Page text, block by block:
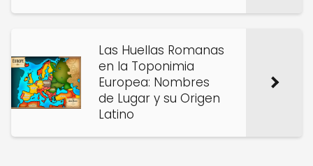
Las Huellas Romanas
en la Toponimia
Europea: Nombres
de Lugar y su Origen
Latino